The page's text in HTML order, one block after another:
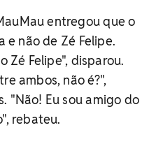
entregou que o
não de Zé Felipe.
Zé Felipe", disparou.
ambos, não é?",
"Não! Eu sou amigo do
rebateu.